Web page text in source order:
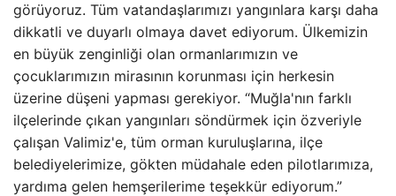
görüyoruz. Tüm vatandaşlarımızı yangınlara karşı daha
dikkatli ve duyarlı olmaya davet ediyorum. Ülkemizin
en büyük zenginliği olan ormanlarımızın ve
çocuklarımızın mirasının korunması için herkesin
üzerine düşeni yapması gerekiyor. “Muğla'nın farklı
ilçelerinde çıkan yangınları söndürmek için özveriyle
çalışan Valimiz'e, tüm orman kuruluşlarına, ilçe
belediyelerimize, gökten müdahale eden pilotlarımıza,
yardıma gelen hemşerilerime teşekkür ediyorum.”